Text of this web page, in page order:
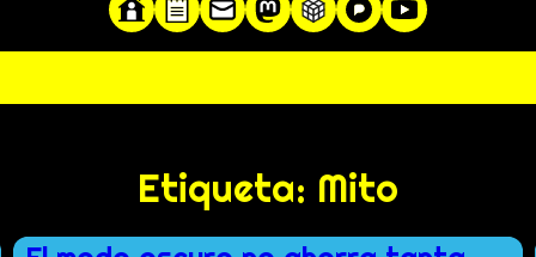
Etiqueta: Mito